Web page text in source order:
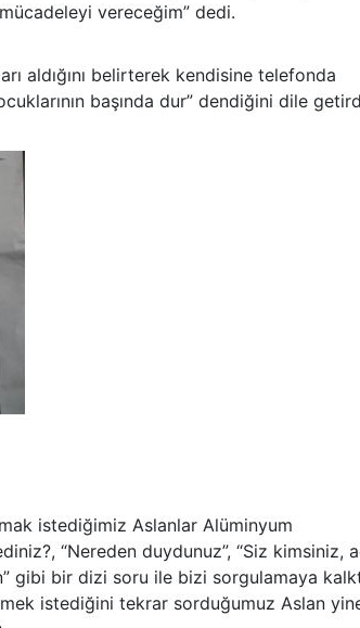
vereceğim” dedi.
aldığını belirterek kendisine telefonda
başında dur” dendiğini dile
istediğimiz Aslanlar Alüminyum
“Nereden duydunuz”, “Siz kimsiniz,
gibi bir dizi soru ile bizi sorgulamaya
istediğini tekrar sorduğumuz Aslan